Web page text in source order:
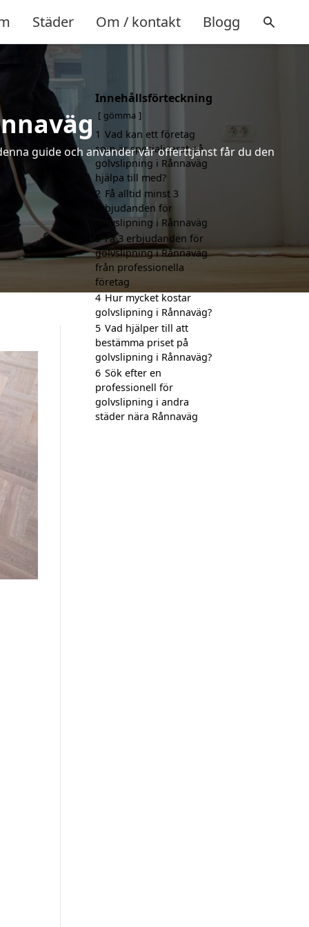
Städer Om / kontakt Blogg
guide och använder vår offerttjänst får du den
Innehållsförteckning
gömma
1 Vad kan ett företag
som är specialiserat på
golvslipning i Rånnaväg
hjälpa till med?
2 Få alltid minst 3
erbjudanden för
golvslipning i Rånnaväg
3 Få 3 erbjudanden för
golvslipning i Rånnaväg
från professionella
företag
4 Hur mycket kostar
golvslipning i Rånnaväg?
5 Vad hjälper till att
bestämma priset på
golvslipning i Rånnaväg?
6 Sök efter en
professionell för
golvslipning i andra
städer nära Rånnaväg